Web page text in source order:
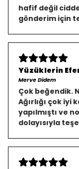
hafif değil
gönderim için
Yüzüklerin
Merve Didem
Çok beğendik.
Ağırlığı çok
yapılmıştı ve
dolayısıyla